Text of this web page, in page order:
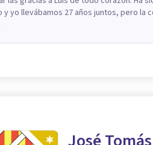
y yo llevábamos 27 años juntos, pero la